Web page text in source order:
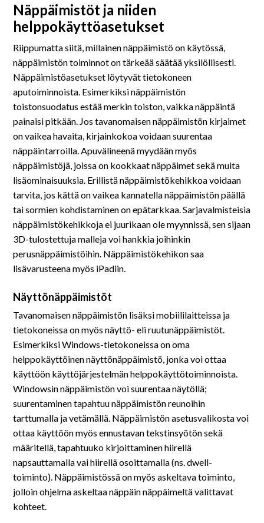
Näppäimistöt ja niiden
helppokäyttöasetukset
Riippumatta siitä, millainen näppäimistö on käytössä,
näppäimistön toiminnot on tärkeää säätää yksilöllisesti.
Näppäimistöasetukset löytyvät tietokoneen
aputoiminnoista. Esimerkiksi näppäimistön
toistonsuodatus estää merkin toiston, vaikka näppäintä
painaisi pitkään. Jos tavanomaisen näppäimistön kirjaimet
on vaikea havaita, kirjainkokoa voidaan suurentaa
näppäintarroilla. Apuvälineenä myydään myös
näppäimistöjä, joissa on kookkaat näppäimet sekä muita
lisäominaisuuksia. Erillistä näppäimistökehikkoa voidaan
tarvita, jos kättä on vaikea kannatella näppäimistön päällä
tai sormien kohdistaminen on epätarkkaa. Sarjavalmisteisia
näppäimistökehikkoja ei juurikaan ole myynnissä, sen sijaan
3D-tulostettuja malleja voi hankkia joihinkin
perusnäppäimistöihin. Näppäimistökehikon saa
lisävarusteena myös iPadiin.
Näyttönäppäimistöt
Tavanomaisen näppäimistön lisäksi mobiililaitteissa ja
tietokoneissa on myös näyttö- eli ruutunäppäimistöt.
Esimerkiksi Windows-tietokoneissa on oma
helppokäyttöinen näyttönäppäimistö, jonka voi ottaa
käyttöön käyttöjärjestelmän helppokäyttötoiminnoista.
Windowsin näppäimistön voi suurentaa näytöllä;
suurentaminen tapahtuu näppäimistön reunoihin
tarttumalla ja vetämällä. Näppäimistön asetusvalikosta voi
ottaa käyttöön myös ennustavan tekstinsyötön sekä
määritellä, tapahtuuko kirjoittaminen hiirellä
napsauttamalla vai hiirellä osoittamalla (ns. dwell-
toiminto). Näppäimistössä on myös askeltava toiminto,
jolloin ohjelma askeltaa näppäin näppäimeltä valittavat
kohteet.